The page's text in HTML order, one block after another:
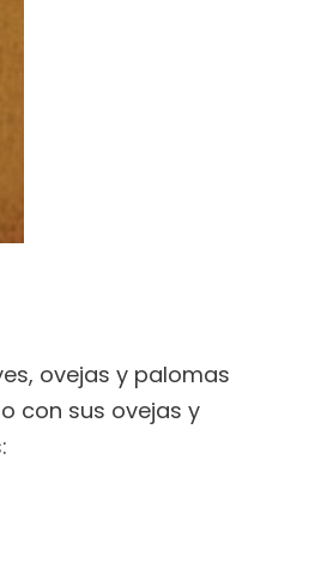
ovejas y palomas
con sus ovejas y